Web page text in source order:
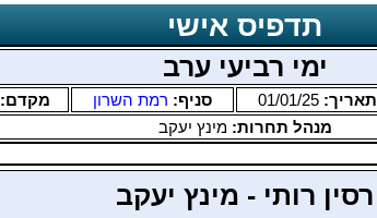
תדפיס אישי
ימי רביעי ערב
תאריך:01/01/25 סניף: רמת השרון מקדם:
מנהל תחרות:מינץ יעקב
רסין רותי - מינץ יעקב